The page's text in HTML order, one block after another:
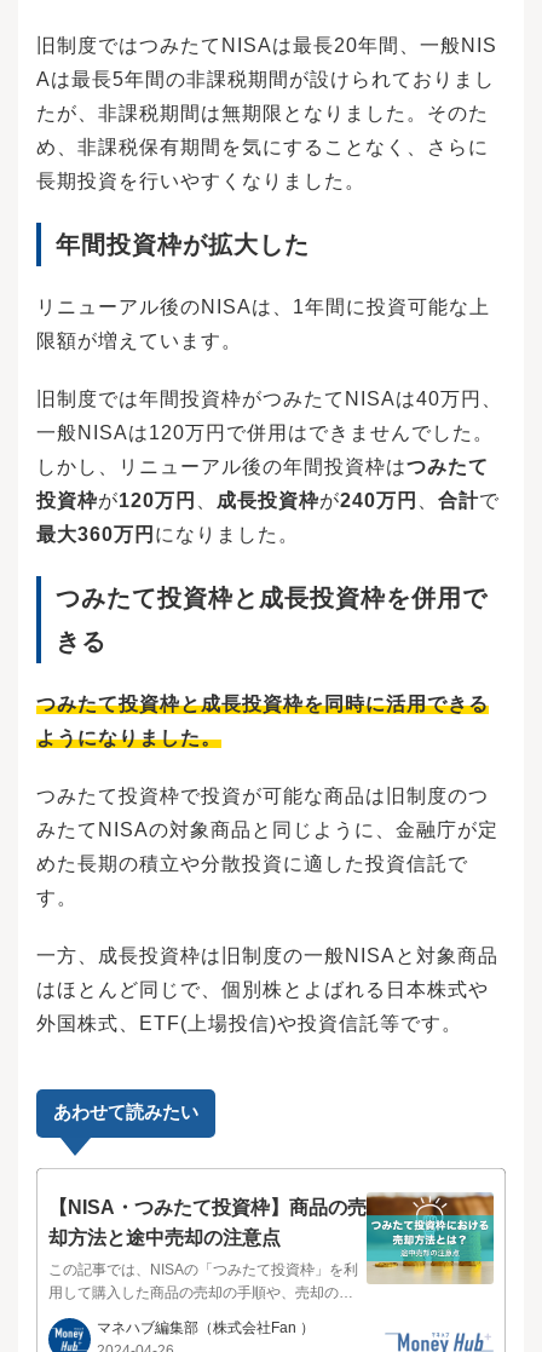
旧制度ではつみたてNISAは最長20年間、一般NIS
Aは最長5年間の非課税期間が設けられておりまし
たが、非課税期間は無期限となりました。そのた
め、非課税保有期間を気にすることなく、さらに
長期投資を行いやすくなりました。
年間投資枠が拡大した
リニューアル後のNISAは、1年間に投資可能な上
限額が増えています。
旧制度では年間投資枠がつみたてNISAは40万円、
一般NISAは120万円で併用はできませんでした。
しかし、リニューアル後の年間投資枠はつみたて
投資枠が120万円 成長投資枠が240万円 合計で
最大360万円 になりました。
つみたて投資枠と成長投資枠を併用で
きる
つみたて投資枠と成長投資枠を同時に活用できる
ようになりました。
つみたて投資枠で投資が可能な商品は旧制度のつ
みたてNISAの対象商品と同じように、金融庁が定
めた長期の積立や分散投資に適した投資信託で
す。
一方、成長投資枠は旧制度の一般NISAと対象商品
はほとんど同じで、個別株とよばれる日本株式や
外国株式、ETF(上場投信)や投資信託等です。
あわせて読みたい
【NISA・つみたて投資枠】商品の売
却方法と途中売却の注意点
この記事では、NISAの「つみたて投資枠」を利
用して購入した商品の売却の手順や、売却の際
に気をつけたいことについて解説します。投資
信託相談プラザ -近鉄あべのハルカス店NISAのつ
マネハブ編集部 （株式会社Fan ）